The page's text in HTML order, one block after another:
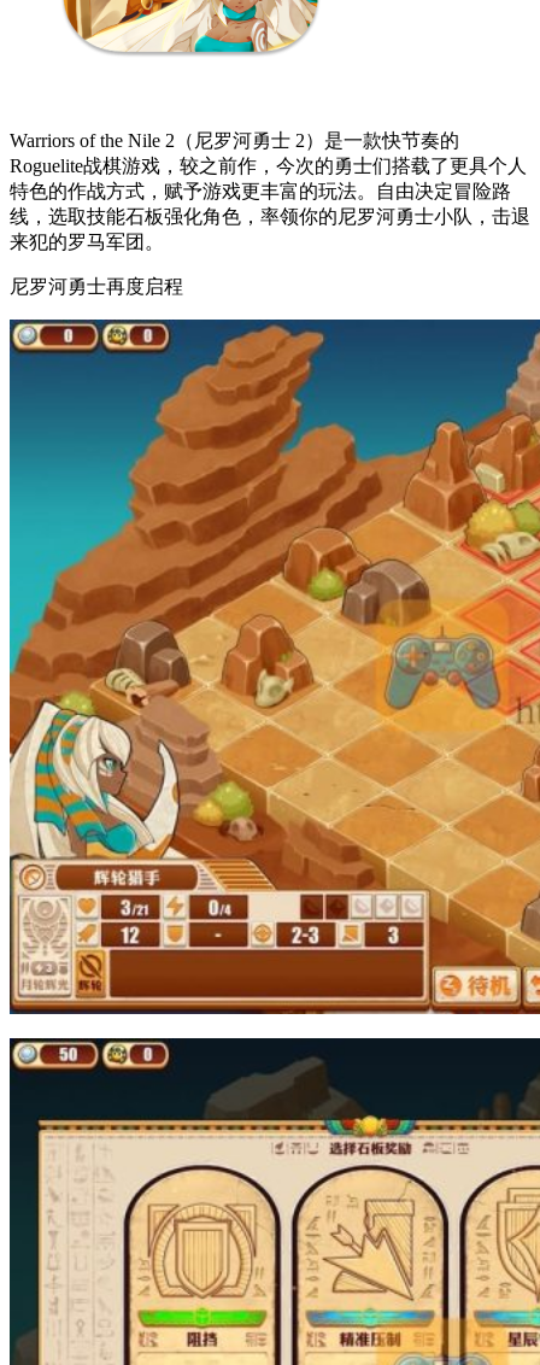
Warriors of the Nile 2（尼罗河勇士 2）是一款快节奏的
Roguelite战棋游戏，较之前作，今次的勇士们搭载了更具个人
特色的作战方式，赋予游戏更丰富的玩法。自由决定冒险路
线，选取技能石板强化角色，率领你的尼罗河勇士小队，击退
来犯的罗马军团。
尼罗河勇士再度启程